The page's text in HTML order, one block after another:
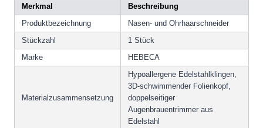
Merkmal
Beschreibung
Produktbezeichnung
Nasen- und Ohrhaarschneider
Stückzahl
1 Stück
Marke
HEBECA
Materialzusammensetzung
Hypoallergene Edelstahlklingen,
3D-schwimmender Folienkopf,
doppelseitiger
Augenbrauentrimmer aus
Edelstahl